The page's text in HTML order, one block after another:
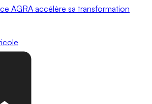
AGRA accélère sa transformation